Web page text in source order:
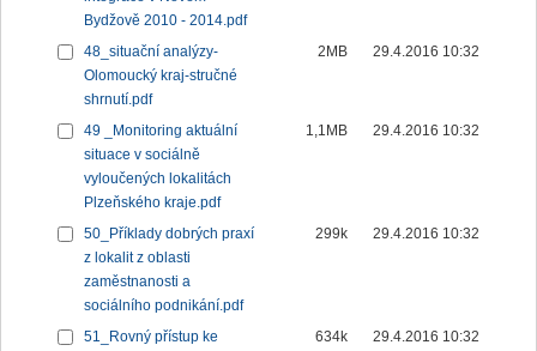
Bydžově 2010 - 2014.pdf
48_situační analýzy-
Olomoucký kraj-stručné
shrnutí.pdf
2MB 29.4.2016 10:32
49 _Monitoring aktuální
situace v sociálně
vyloučených lokalitách
Plzeňského kraje.pdf
1,1MB 29.4.2016 10:32
50_Příklady dobrých praxí
z lokalit z oblasti
zaměstnanosti a
sociálního podnikání.pdf
299k 29.4.2016 10:32
51_Rovný přístup ke
634k 29.4.2016 10:32